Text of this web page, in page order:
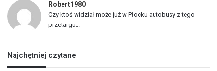
Robert1980
Czy ktoś widział może już w Płocku autobusy z tego
przetargu...
Najchętniej czytane